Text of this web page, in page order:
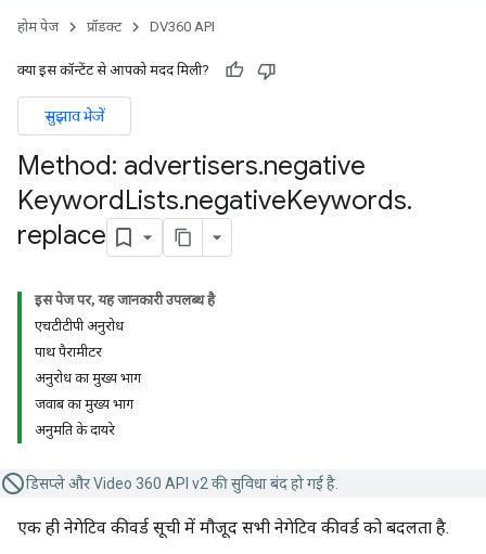
होम पेज प्रॉडक्ट DV360 API
क्या इस कॉन्टेंट से आपको मदद मिली?
सुझाव भेजें
Method: advertisers.negative
KeywordLists.negativeKeywords.
replace
इस पेज पर, यह जानकारी उपलब्ध है
एचटीटीपी अनुरोध
पाथ पैरामीटर
अनुरोध का मुख्य भाग
जवाब का मुख्य भाग
अनुमति के दायरे
डिसप्ले और Video 360 API v2 की सुविधा बंद हो गई है.
एक ही नेगेटिव कीवर्ड सूची में मौजूद सभी नेगेटिव कीवर्ड को बदलता है.